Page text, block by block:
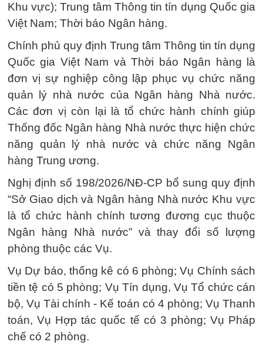
Khu vực); Trung tâm Thông tin tín dụng Quốc gia
Việt Nam; Thời báo Ngân hàng.
Chính phủ quy định Trung tâm Thông tin tín dụng
Quốc gia Việt Nam và Thời báo Ngân hàng là
đơn vị sự nghiệp công lập phục vụ chức năng
quản lý nhà nước của Ngân hàng Nhà nước.
Các đơn vị còn lại là tổ chức hành chính giúp
Thống đốc Ngân hàng Nhà nước thực hiện chức
năng quản lý nhà nước và chức năng Ngân
hàng Trung ương.
Nghị định số 198/2026/NĐ-CP bổ sung quy định
“Sở Giao dịch và Ngân hàng Nhà nước Khu vực
là tổ chức hành chính tương đương cục thuộc
Ngân hàng Nhà nước” và thay đổi số lượng
phòng thuộc các Vụ.
Vụ Dự báo, thống kê có 6 phòng; Vụ Chính sách
tiền tệ có 5 phòng; Vụ Tín dụng, Vụ Tổ chức cán
bộ, Vụ Tài chính - Kế toán có 4 phòng; Vụ Thanh
toán, Vụ Hợp tác quốc tế có 3 phòng; Vụ Pháp
chế có 2 phòng.